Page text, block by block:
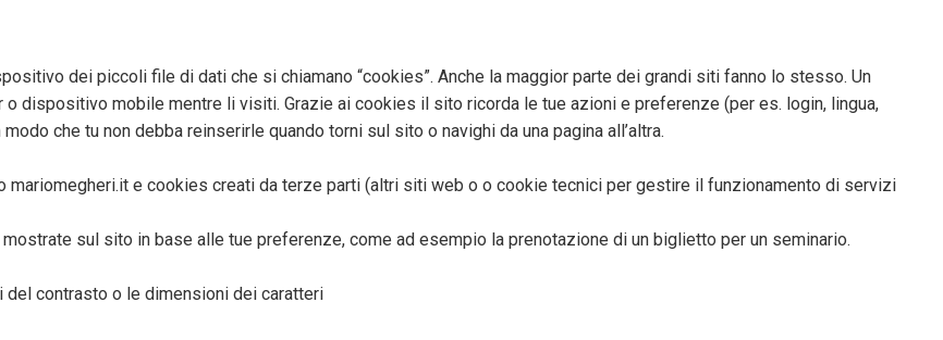
dei piccoli file di dati che si chiamano “cookies”. Anche la maggior parte dei grandi siti fanno lo stesso. Un
dispositivo mobile mentre li visiti. Grazie ai cookies il sito ricorda le tue azioni e preferenze (per es. login, lingua,
che tu non debba reinserirle quando torni sul sito o navighi da una pagina all’altra.
e cookies creati da terze parti (altri siti web o o cookie tecnici per gestire il funzionamento di servizi
sul sito in base alle tue preferenze, come ad esempio la prenotazione di un biglietto per un seminario.
contrasto o le dimensioni dei caratteri